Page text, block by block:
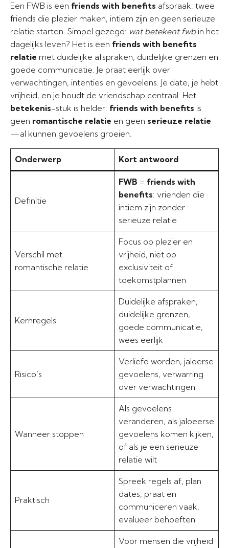
Een FWB is een friends with benefits afspraak: twee
friends die plezier maken, intiem zijn en geen serieuze
relatie starten. Simpel gezegd: wat betekent fwbin het
dagelijks leven? Het is een friends with benefits
relatie met duidelijke afspraken, duidelijke grenzen en
goede communicatie. Je praat eerlijk over
verwachtingen, intenties en gevoelens. Je date, je hebt
vrijheid, en je houdt de vriendschap centraal. Het
betekenis-stuk is helder: friends with benefits is
geen romantische relatie en geen serieuze relatie
—al kunnen gevoelens groeien.
Onderwerp Kort antwoord
Definitie
FWB = friends with
benefits: vrienden die
intiem zijn zonder
serieuze relatie
Verschil met
romantische relatie
Focus op plezier en
vrijheid, niet op
exclusiviteit of
toekomstplannen
Kernregels
Duidelijke afspraken,
duidelijke grenzen,
goede communicatie,
wees eerlijk
Risico’s
Verliefd worden, jaloerse
gevoelens, verwarring
over verwachtingen
Wanneer stoppen
Als gevoelens
veranderen, als jaloeerse
gevoelens komen kijken,
of als je een serieuze
relatie wilt
Praktisch
Spreek regels af, plan
dates, praat en
communiceren vaak,
evalueer behoeften
Voor mensen die vrijheid